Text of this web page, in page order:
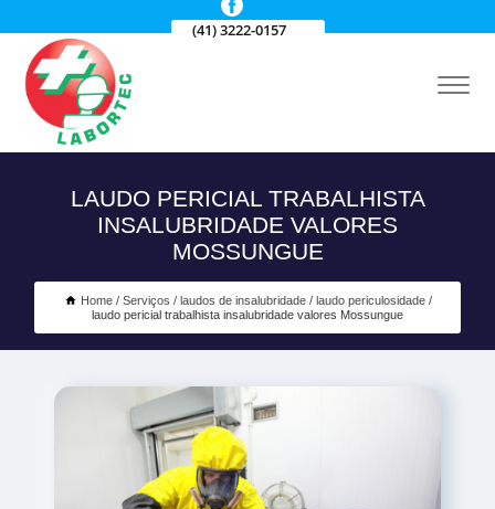
(41) 3222-0157
LAUDO PERICIAL TRABALHISTA
INSALUBRIDADE VALORES
MOSSUNGUE
Home Serviços laudos de insalubridade
laudo periculosidade
laudo pericial trabalhista insalubridade valores Mossungue